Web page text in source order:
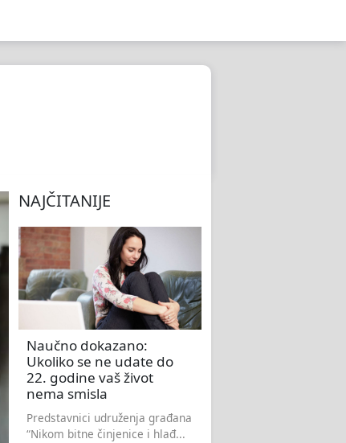
NAJČITANIJE
Naučno dokazano:
Ukoliko se ne udate do
22. godine vaš život
nema smisla
Predstavnici udruženja građana
“Nikom bitne činjenice i hlađ...